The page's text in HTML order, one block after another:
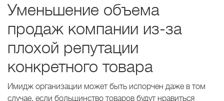
Уменьшение объема
продаж компании из-за
плохой репутации
конкретного товара
Имидж организации может быть испорчен даже в том
случае, если большинство товаров будут нравиться